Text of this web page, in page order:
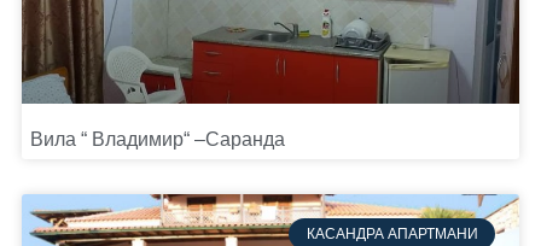
Вила “ Владимир“ –Саранда
КАСАНДРА АПАРТМАНИ